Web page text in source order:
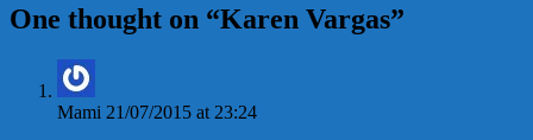
One thought on “Karen Vargas”
Mami 21/07/2015 at 23:24